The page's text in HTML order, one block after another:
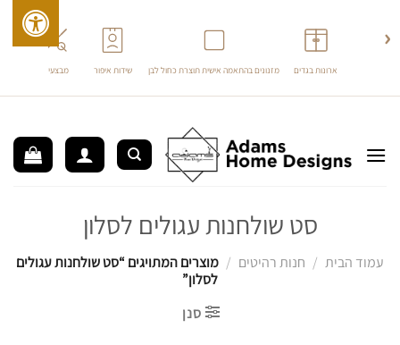
‹
ארונות בגדים מזנונים בהתאמה אישית תוצרת כחול לבן שידות איפור מבצעים
›
סט שולחנות עגולים לסלון
עמוד הבית / חנות רהיטים / מוצרים המתויגים “סט שולחנות עגולים
לסלון”
סנן